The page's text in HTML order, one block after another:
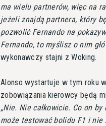
ma wielu partnerów, więc na
jeżeli znajdą partnera, który
pozwolić Fernando na
Fernando, to myślisz o nim
wykonawczy stajni z Woking.
Alonso wystartuje w tym roku
zobowiązania kierowcy będą
Nie. Nie całkowicie. Co on
może testować bolidu F1 i nie